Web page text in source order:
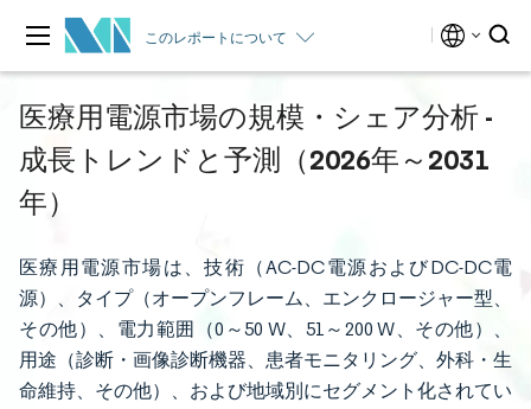
このレポートについて
医療用電源市場の規模・シェア分析 -
成長トレンドと予測（2026年～2031
年）
医療用電源市場は、技術（AC-DC電源およびDC-DC電
源）、タイプ（オープンフレーム、エンクロージャー型、
その他）、電力範囲（0～50 W、51～200 W、その他）、
用途（診断・画像診断機器、患者モニタリング、外科・生
命維持、その他）、および地域別にセグメント化されてい